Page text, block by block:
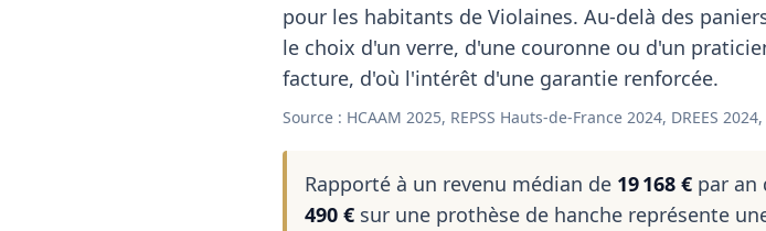
pour les habitants de Violaines. Au-delà des
le choix d'un verre, d'une couronne ou d'un
facture, d'où l'intérêt d'une garantie renforcée.
Source : HCAAM 2025, REPSS Hauts-de-France 2024, DREES
Rapporté à un revenu médian de 19 168 € par an
490 € sur une prothèse de hanche représente